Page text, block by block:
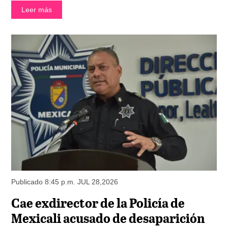
Leer más
Publicado 8:45 p.m. JUL 28,2026
Cae exdirector de la Policía de
Mexicali acusado de desaparición